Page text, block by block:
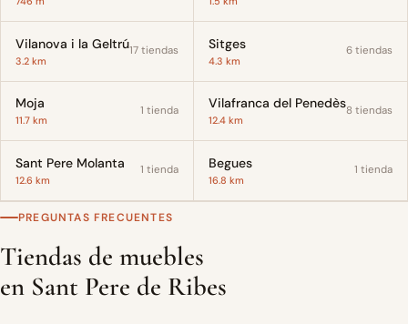
Vilanova i la Geltrú
3.2 km
17 tiendas Sitges
4.3 km
6 tiendas
Moja
11.7 km
1 tienda Vilafranca del Penedès
12.4 km
8 tiendas
Sant Pere Molanta
12.6 km
1 tienda Begues
16.8 km
1 tienda
PREGUNTAS FRECUENTES
Tiendas de muebles
en Sant Pere de Ribes